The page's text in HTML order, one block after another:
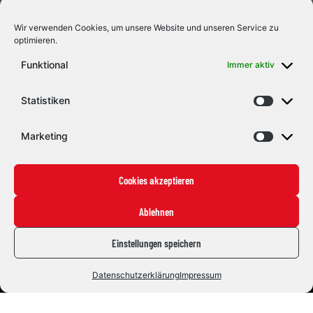
Wir verwenden Cookies, um unsere Website und unseren Service zu
optimieren.
Funktional Immer aktiv
Statistiken
Marketing
Cookies akzeptieren
Ablehnen
Einstellungen speichern
DatenschutzerklärungImpressum
Eishockey mit Herz und Leidenschaft. Seit 1992.
#ZUSAMMENHALTEN